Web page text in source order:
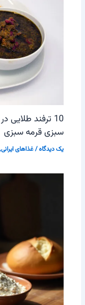
10 ترفند
سبزی قرمه سبزی
یک دیدگاه/غذاهای ایرانی